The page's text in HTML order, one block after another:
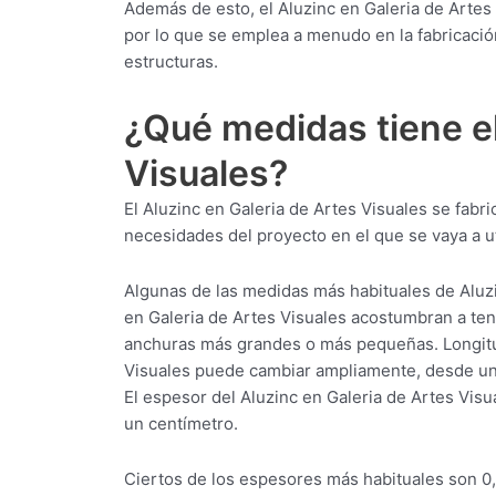
Además de esto, el Aluzinc en Galeria de
por lo que se emplea a menudo en la
estructuras.
¿Qué medidas tiene
Visuales?
El Aluzinc en Galeria de Artes Visuales se
necesidades del proyecto en el que se vaya a
Algunas de las medidas más habituales de
en Galeria de Artes Visuales acostumbran a
anchuras más grandes o más pequeñas.
Visuales puede cambiar ampliamente, desde
El espesor del Aluzinc en Galeria de Artes
un centímetro.
Ciertos de los espesores más habituales son